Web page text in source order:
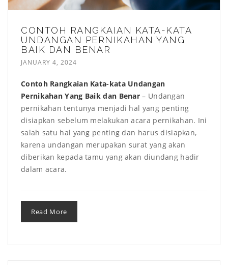
CONTOH RANGKAIAN KATA-KATA
UNDANGAN PERNIKAHAN YANG
BAIK DAN BENAR
JANUARY 4, 2024
Contoh Rangkaian Kata-kata Undangan
Pernikahan Yang Baik dan Benar – Undangan
pernikahan tentunya menjadi hal yang penting
disiapkan sebelum melakukan acara pernikahan. Ini
salah satu hal yang penting dan harus disiapkan,
karena undangan merupakan surat yang akan
diberikan kepada tamu yang akan diundang hadir
dalam acara.
Read More